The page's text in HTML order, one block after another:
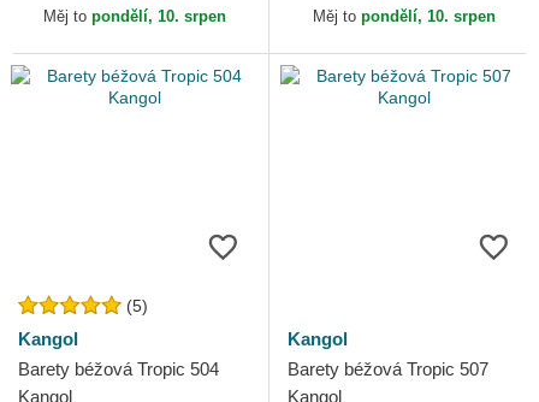
Měj to pondělí, 10. srpen Měj to pondělí, 10. srpen
(5)
Kangol
Barety béžová Tropic 504
Kangol
Kangol
Barety béžová Tropic 507
Kangol